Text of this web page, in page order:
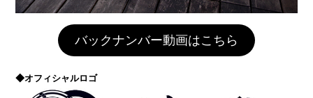
バックナンバー動画はこちら
◆オフィシャルロゴ